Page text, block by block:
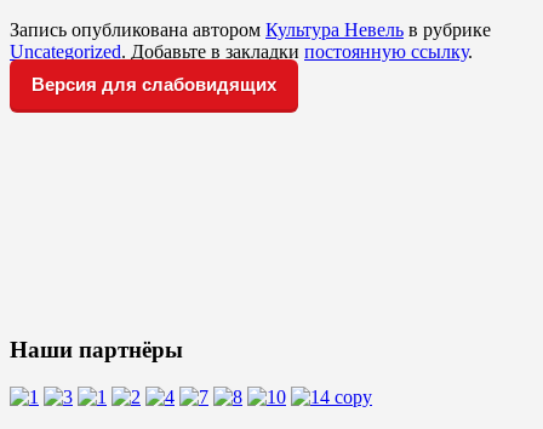
Запись опубликована автором Культура Невель в рубрике
Uncategorized. Добавьте в закладки постоянную ссылку.
Версия для слабовидящих
Наши партнёры